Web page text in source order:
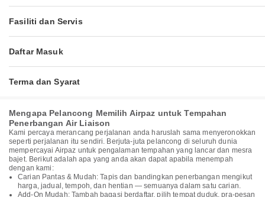
Fasiliti dan Servis
Daftar Masuk
Terma dan Syarat
Mengapa Pelancong Memilih Airpaz untuk Tempahan
Penerbangan Air Liaison
Kami percaya merancang perjalanan anda haruslah sama menyeronokkan
seperti perjalanan itu sendiri. Berjuta-juta pelancong di seluruh dunia
mempercayai Airpaz untuk pengalaman tempahan yang lancar dan mesra
bajet. Berikut adalah apa yang anda akan dapat apabila menempah
dengan kami:
Carian Pantas & Mudah: Tapis dan bandingkan penerbangan mengikut
harga, jadual, tempoh, dan hentian — semuanya dalam satu carian.
Add-On Mudah: Tambah bagasi berdaftar, pilih tempat duduk, pra-pesan